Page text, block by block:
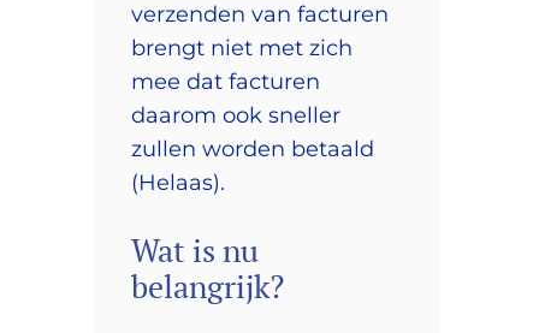
verzenden van facturen
brengt niet met zich
mee dat facturen
daarom ook sneller
zullen worden betaald
(Helaas).
Wat is nu
belangrijk?